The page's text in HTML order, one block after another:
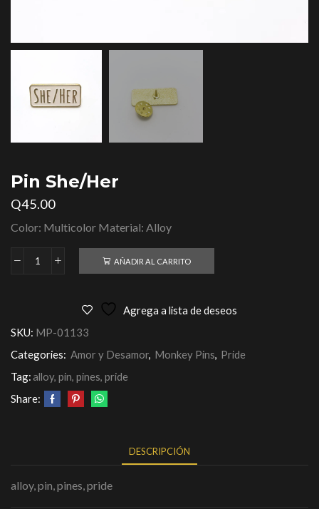
Pin She/Her
Q45.00
Color: Multicolor Material: Alloy
AÑADIR AL CARRITO
Agrega a lista de deseos
SKU: MP-01133
Categories: Amor y Desamor, Monkey Pins, Pride
Tag:alloy, pin, pines, pride
Share:
DESCRIPCIÓN
alloy, pin, pines, pride